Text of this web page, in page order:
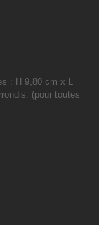
: H 9,80 cm x L
(pour toutes